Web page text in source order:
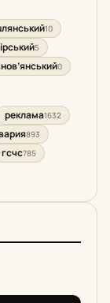
10
5
0
реклама1632
893
гсчс785